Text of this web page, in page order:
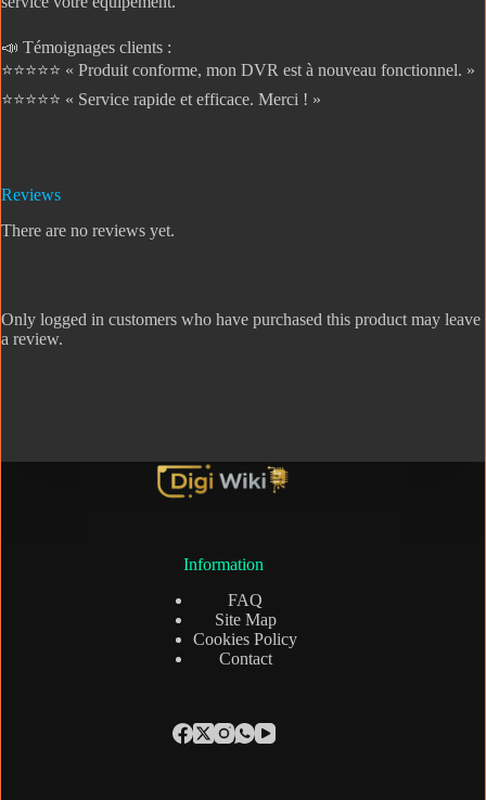
📣 Témoignages clients :
⭐️⭐️⭐️⭐️⭐️ « Produit conforme, mon DVR est à nouveau fonctionnel. »
⭐️⭐️⭐️⭐️⭐️ « Service rapide et efficace. Merci ! »
Reviews
There are no reviews yet.
Only logged in customers who have purchased this product may leave
a review.
Information
FAQ
Site Map
Cookies Policy
Contact